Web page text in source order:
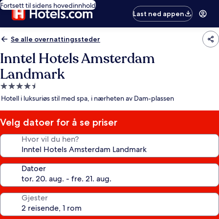
Fortsett til sidens hovedinnhold
Last ned appen
Se alle overnattingssteder
Inntel Hotels Amsterdam
Landmark
Overnattingssted
med
stjerner
Hotell i luksuriøs stil med spa, i nærheten av Dam-plassen
Velg datoer for å se priser
Hvor vil du hen?
Datoer
Gjester